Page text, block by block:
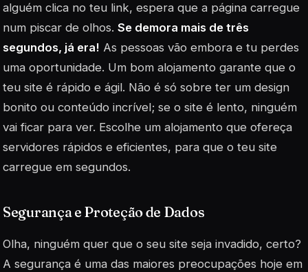
alguém clica no teu link, espera que a página carregue
num piscar de olhos. Se demora mais de três
segundos, já era! As pessoas vão embora e tu perdes
uma oportunidade. Um bom alojamento garante que o
teu site é rápido e ágil. Não é só sobre ter um design
bonito ou conteúdo incrível; se o site é lento, ninguém
vai ficar para ver. Escolhe um alojamento que ofereça
servidores rápidos e eficientes, para que o teu site
carregue em segundos.
Segurança e Proteção de Dados
Olha, ninguém quer que o seu site seja invadido, certo?
A segurança é uma das maiores preocupações hoje em